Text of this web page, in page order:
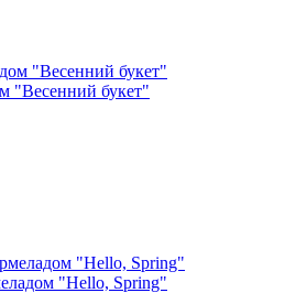
"Весенний букет"
"Hello, Spring"